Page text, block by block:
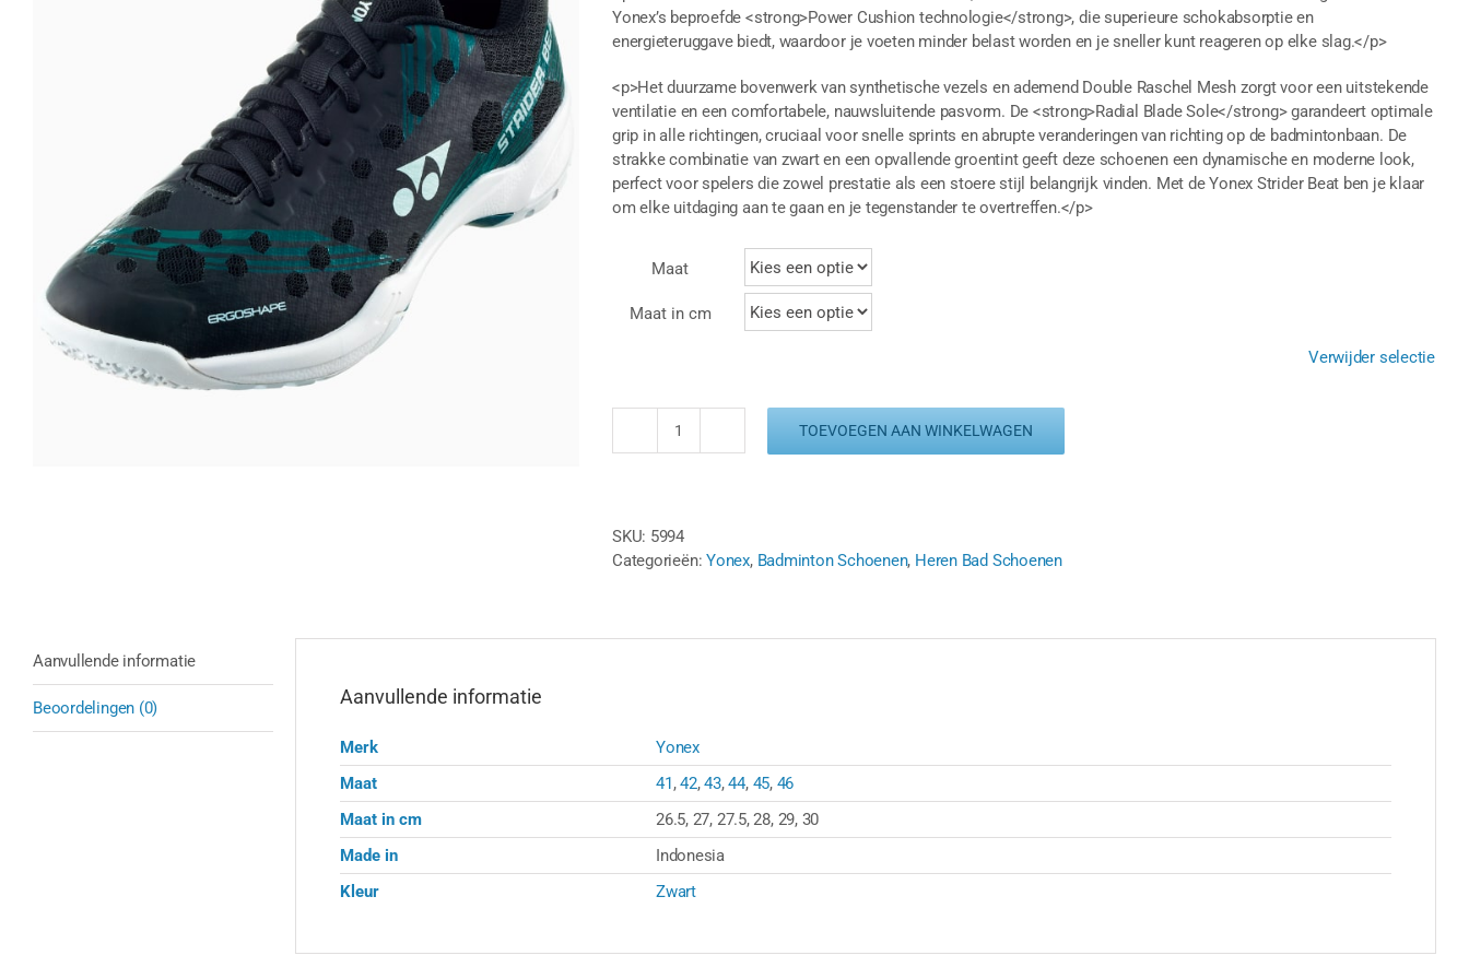
Yonex’s beproefde <strong>Power Cushion technologie</strong>, die superieure schokabsorptie en
energieteruggave biedt, waardoor je voeten minder belast worden en je sneller kunt reageren op elke slag.</p>
<p>Het duurzame bovenwerk van synthetische vezels en ademend Double Raschel Mesh zorgt voor een uitstekende
ventilatie en een comfortabele, nauwsluitende pasvorm. De <strong>Radial Blade Sole</strong> garandeert optimale
grip in alle richtingen, cruciaal voor snelle sprints en abrupte veranderingen van richting op de badmintonbaan. De
strakke combinatie van zwart en een opvallende groentint geeft deze schoenen een dynamische en moderne look,
perfect voor spelers die zowel prestatie als een stoere stijl belangrijk vinden. Met de Yonex Strider Beat ben je klaar
om elke uitdaging aan te gaan en je tegenstander te overtreffen.</p>
Maat
Maat in cm
Verwijder selectie
YONEX
ZWART/GROEN
aantal
TOEVOEGEN AAN WINKELWAGEN
SKU: 5994
Categorieën:Yonex, Badminton Schoenen, Heren Bad Schoenen
Aanvullende informatie
Beoordelingen (0) Aanvullende informatie
Merk
Yonex
Maat
41,42,43,44, 45, 46
Maat in cm
26.5, 27, 27.5, 28, 29, 30
Made in
Indonesia
Kleur
Zwart